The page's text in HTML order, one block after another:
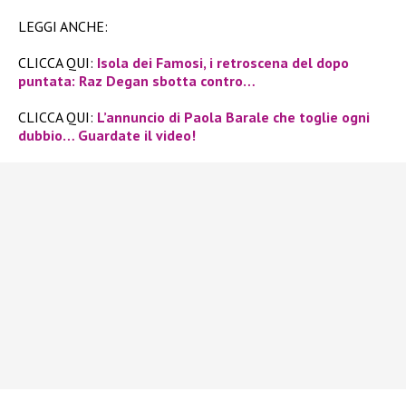
LEGGI ANCHE:
CLICCA QUI: Isola dei Famosi, i retroscena del dopo
puntata: Raz Degan sbotta contro…
CLICCA QUI: L’annuncio di Paola Barale che toglie ogni
dubbio… Guardate il video!